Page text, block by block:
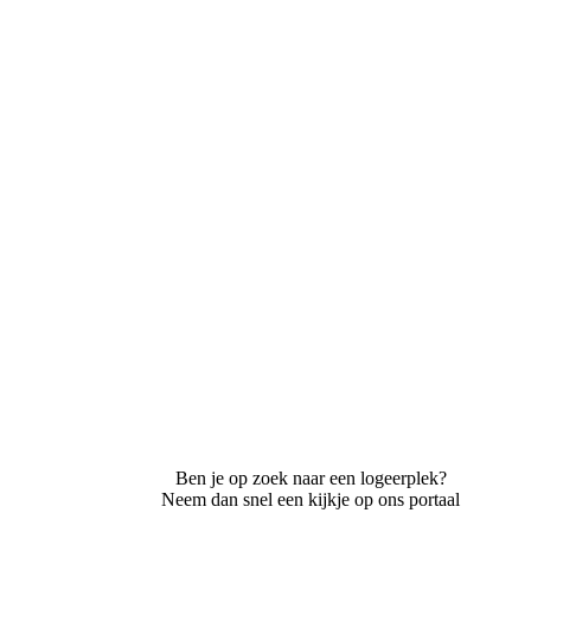
Ben je op zoek naar een logeerplek?
Neem dan snel een kijkje op ons portaal